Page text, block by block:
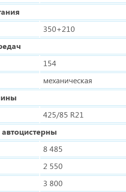
350+210
154
механическая
425/85 R21
8 485
2 550
3 800